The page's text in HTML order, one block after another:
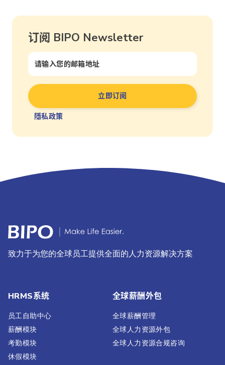
订阅 BIPO Newsletter
隱私政策
致力于为您的全球员工提供全面的人力资源解决方案
HRMS系统
员工自助中心
薪酬模块
考勤模块
休假模块
全球薪酬外包
全球薪酬管理
全球人力资源外包
全球人力资源合规咨询